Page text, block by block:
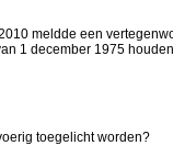
meldde een
1 december 1975
toegelicht worden?